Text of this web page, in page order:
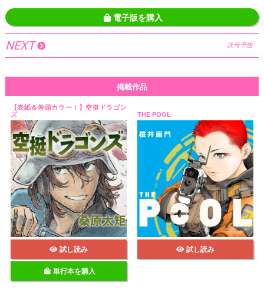
電子版を購入
NEXT 次号予告
掲載作品
【表紙＆巻頭カラー！】空挺ドラゴン
ズ
試し読み
単行本を購入
THE POOL
試し読み